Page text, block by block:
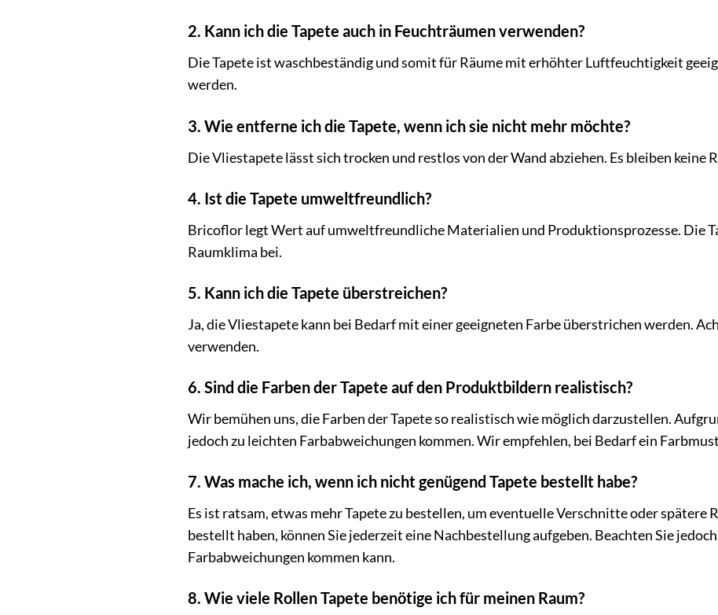
2. Kann ich die Tapete auch in Feuchträumen verwenden?
Die Tapete ist waschbeständig und somit für Räume mit erhöhter Luftfeuchtigkeit
werden.
3. Wie entferne ich die Tapete, wenn ich sie nicht mehr möchte?
Die Vliestapete lässt sich trocken und restlos von der Wand abziehen. Es bleiben keine
4. Ist die Tapete umweltfreundlich?
Bricoflor legt Wert auf umweltfreundliche Materialien und Produktionsprozesse. Die
Raumklima bei.
5. Kann ich die Tapete überstreichen?
Ja, die Vliestapete kann bei Bedarf mit einer geeigneten Farbe überstrichen werden.
verwenden.
6. Sind die Farben der Tapete auf den Produktbildern realistisch?
Wir bemühen uns, die Farben der Tapete so realistisch wie möglich darzustellen.
jedoch zu leichten Farbabweichungen kommen. Wir empfehlen, bei Bedarf ein
7. Was mache ich, wenn ich nicht genügend Tapete bestellt habe?
Es ist ratsam, etwas mehr Tapete zu bestellen, um eventuelle Verschnitte oder spätere
bestellt haben, können Sie jederzeit eine Nachbestellung aufgeben. Beachten Sie
Farbabweichungen kommen kann.
8. Wie viele Rollen Tapete benötige ich für meinen Raum?